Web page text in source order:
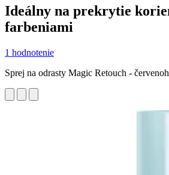
Ideálny na prekrytie
farbeniami
1 hodnotenie
Sprej na odrasty Magic Retouch -